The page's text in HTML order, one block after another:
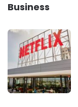
Business